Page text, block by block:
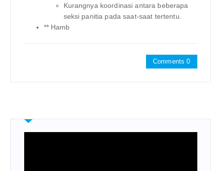
Kurangnya koordinasi antara beberapa
seksi panitia pada saat-saat tertentu.
** Hamb
Comments 0